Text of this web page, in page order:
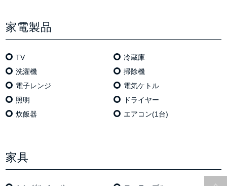
家電製品
TV
冷蔵庫
洗濯機
掃除機
電⼦レンジ
電気ケトル
照明
ドライヤー
炊飯器
エアコン(1台)
家具